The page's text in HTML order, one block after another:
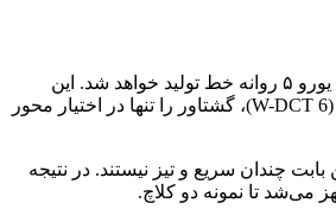
لاماری اکو در بازار ایران از نوع بنزینی و با پیشرانه ۱.۵ لیتری مجهز به سیستم‌های پرخوران توربوشارژر و پاشش سوخت تزریق مستقیم (T-GDI) با استاندارد آلایندگی یورو ۵ روانه خط تولید خواهد شد. این
سدان سایز کوچک از دیدگاه توان و گشتاور خروجی پیشرانه در جایگاه قابل احترامی قرار می‌گیرد و با تجهیز به گیربکس دو کلاچ اتوماتیک ۶ سرعته از نوع تَر یا روغنی (6 W-DCT)، گشتاور را تنها در اختیار محور
چندان سریع و تیز نیستند. در نتیجه